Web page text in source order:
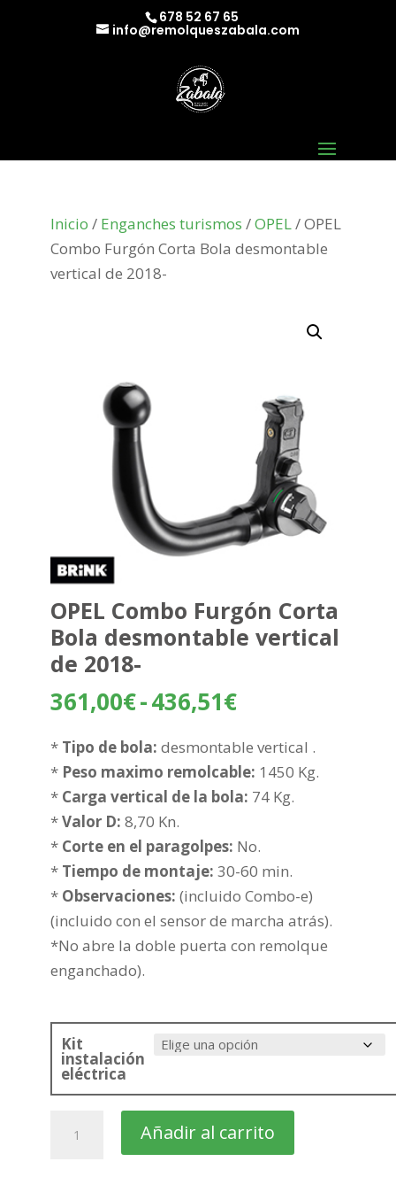
678 52 67 65
info@remolqueszabala.com
Inicio / Enganches turismos /OPEL/ OPEL
Combo Furgón Corta Bola desmontable
vertical de 2018-
OPEL Combo Furgón Corta
Bola desmontable vertical
de 2018-
361,00€-436,51€Rango
precios:
desde
361,00€
436,51€
* Tipo de bola: desmontable vertical .
* Peso maximo remolcable: 1450 Kg.
* Carga vertical de la bola: 74 Kg.
*Valor D: 8,70 Kn.
* Corte en el paragolpes: No.
* Tiempo de montaje: 30-60 min.
* Observaciones: (incluido Combo-e)
(incluido con el sensor de marcha atrás).
*No abre la doble puerta con remolque
enganchado).
Kit
instalación
eléctrica
Combo
Añadir al carrito